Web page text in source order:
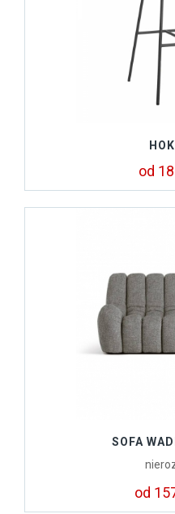
od
SOFA
od